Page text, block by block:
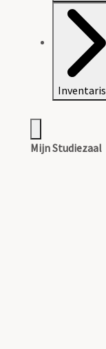
Inventaris
Mijn Studiezaal